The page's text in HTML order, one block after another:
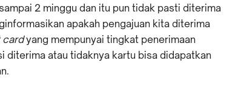
2 minggu dan itu pun tidak pasti diterima
apakah pengajuan kita diterima
cardyang mempunyai tingkat penerimaan
diterima atau tidaknya kartu bisa didapatkan